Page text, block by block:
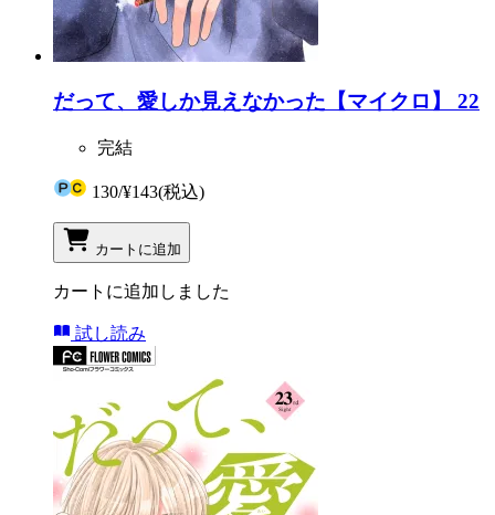
だって、愛しか見えなかった【マイクロ】 22
完結
130/¥143(税込)
カートに追加
カートに追加しました
試し読み